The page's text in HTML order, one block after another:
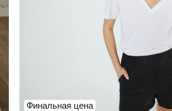
Финальная цена